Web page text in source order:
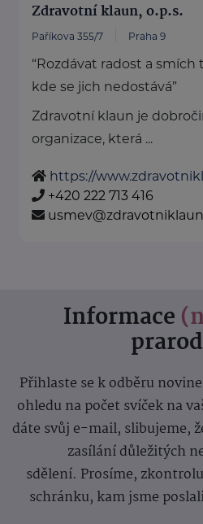
Zdravotní klaun, o.p.s.
Paříkova 355/7 Praha 9
“Rozdávat radost a smích
kde se jich nedostává”
Zdravotní klaun je
organizace, která ...
https://
+420 222 713 416
Informace
Přihlaste se k odběru
ohledu na počet svíček na
dáte svůj e-mail, slibujeme,
zasílání důležitých
sdělení. Prosíme,
schránku, kam jsme